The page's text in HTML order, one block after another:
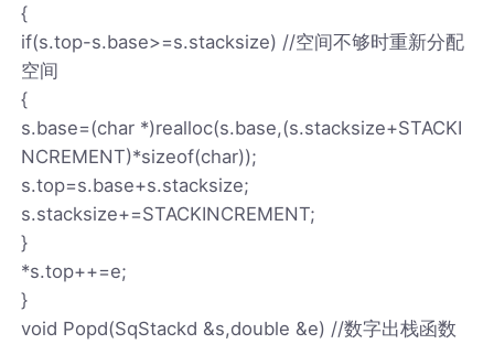
{
if(s.top-s.base>=s.stacksize) //空间不够时重新分配
空间
{
s.base=(char *)realloc(s.base,(s.stacksize+STACKI
NCREMENT)*sizeof(char));
s.top=s.base+s.stacksize;
s.stacksize+=STACKINCREMENT;
}
*s.top++=e;
}
void Popd(SqStackd &s,double &e) //数字出栈函数